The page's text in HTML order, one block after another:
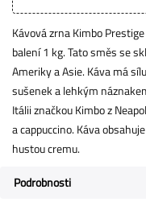
Kávová zrna Kimbo
balení 1 kg. Tato směs se
Ameriky a Asie. Káva má
sušenek a lehkým
Itálii značkou Kimbo z
a cappuccino. Káva
hustou cremu.
Podrobnosti